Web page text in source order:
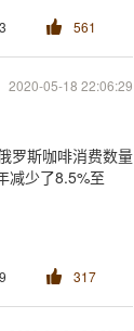
561
2020-05-18 22:06:29
罗斯咖啡消费数量
减少了8.5%至
317